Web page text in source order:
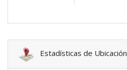
Estadísticas de Ubicación